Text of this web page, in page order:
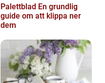
Palettblad En grundlig
guide om att klippa ner
dem